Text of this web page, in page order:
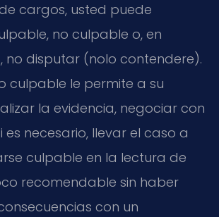
cargos, usted puede
no culpable o, en
no disputar (nolo contendere).
culpable le permite a su
la evidencia, negociar con
es necesario, llevar el caso a
culpable en la lectura de
recomendable sin haber
con un